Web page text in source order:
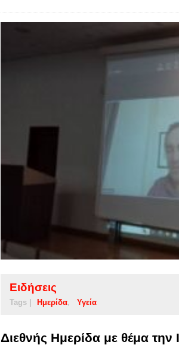
Ειδήσεις
Tags | Ημερίδα Υγεία
Διεθνής Ημερίδα με θέμα